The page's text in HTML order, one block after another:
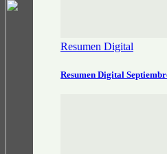
Resumen Digital
Resumen Digital